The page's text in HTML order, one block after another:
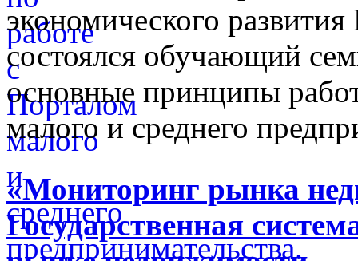
экономического
состоялся обучающий
основные принципы
малого и среднего
«Мониторинг рынка
Государственная